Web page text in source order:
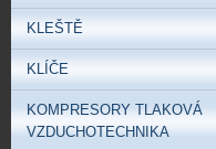
KLEŠTĚ
KLÍČE
KOMPRESORY TLAKOVÁ
VZDUCHOTECHNIKA